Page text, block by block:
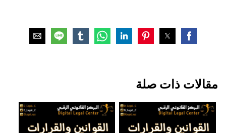
مقالات ذات صلة